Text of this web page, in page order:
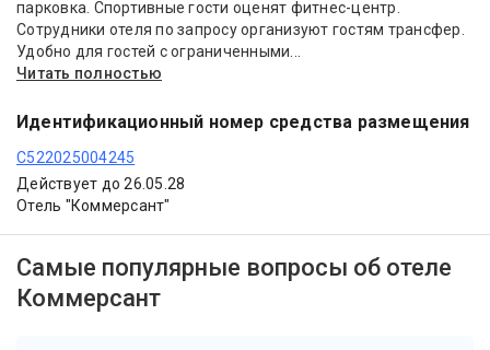
парковка. Спортивные гости оценят фитнес-центр.
Сотрудники отеля по запросу организуют гостям трансфер.
Удобно для гостей с ограниченными...
Читать полностью
Идентификационный номер средства размещения
С522025004245
Действует до 26.05.28
Отель "Коммерсант"
Самые популярные вопросы об отеле
Коммерсант